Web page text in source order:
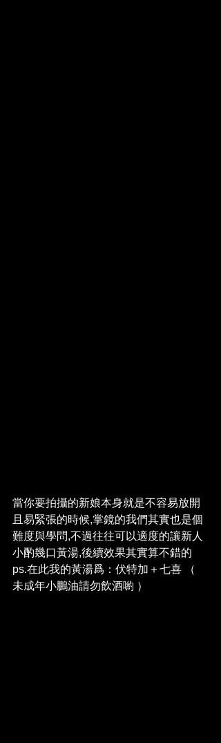
當你要拍攝的新娘本身就是不容易放開
且易緊張的時候,掌鏡的我們其實也是個
難度與學問,不過往往可以適度的讓新人
小酌幾口黃湯,後續效果其實算不錯的
ps.在此我的黃湯爲：伏特加＋七喜 （
未成年小鵬油請勿飲酒喲 ）